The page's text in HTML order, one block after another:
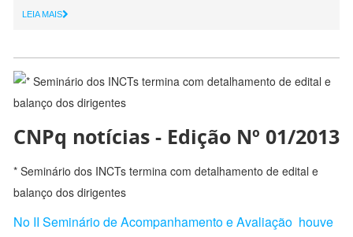
LEIA MAIS
CNPq notícias - Edição Nº 01/2013
* Seminário dos INCTs termina com detalhamento de edital e
balanço dos dirigentes
No II Seminário de Acompanhamento e Avaliação houve